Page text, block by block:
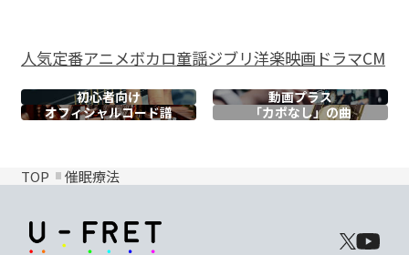
人気定番アニメボカロ童謡ジブリ洋楽映画ドラマCM
初心者向け
動画プラス
オフィシャルコード譜 「カポなし」の曲
TOP 催眠療法